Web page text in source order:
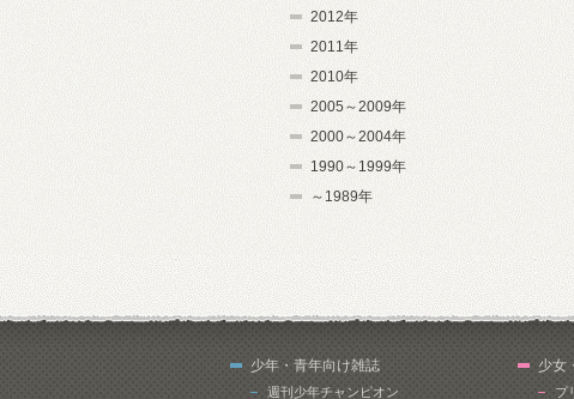
2012年
2011年
2010年
2005～2009年
2000～2004年
1990～1999年
～1989年
少年・青年向け雑誌
週刊少年チャンピオン
少女
プ